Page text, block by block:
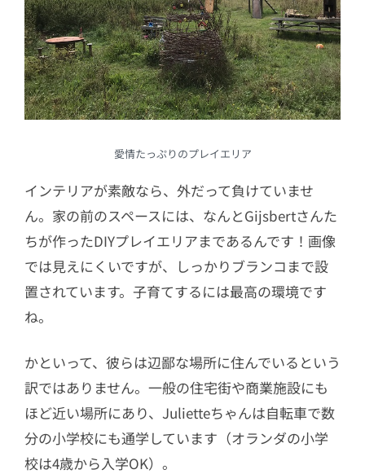
愛情たっぷりのプレイエリア
インテリアが素敵なら、外だって負けていませ
ん。家の前のスペースには、なんとGijsbertさんた
ちが作ったDIYプレイエリアまであるんです！画像
では見えにくいですが、しっかりブランコまで設
置されています。子育てするには最高の環境です
ね。
かといって、彼らは辺鄙な場所に住んでいるという
訳ではありません。一般の住宅街や商業施設にも
ほど近い場所にあり、Julietteちゃんは自転車で数
分の小学校にも通学しています（オランダの小学
校は4歳から入学OK）。